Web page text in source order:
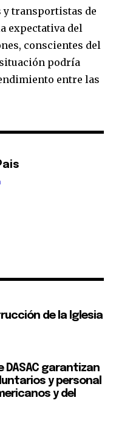
transportistas de
expectativa del
conscientes del
podría
entre las
de la Iglesia
DASAC garantizan
y personal
y del